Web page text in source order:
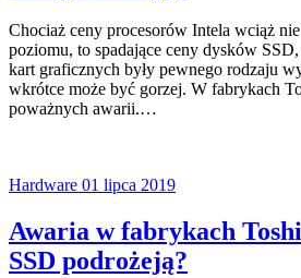
Chociaż ceny procesorów Intela wciąż
poziomu, to spadające ceny dysków
kart graficznych były pewnego rodzaju
wkrótce może być gorzej. W fabrykach
poważnych awarii.…
Hardware 01 lipca 2019
Awaria w fabrykach
SSD podrożeją?